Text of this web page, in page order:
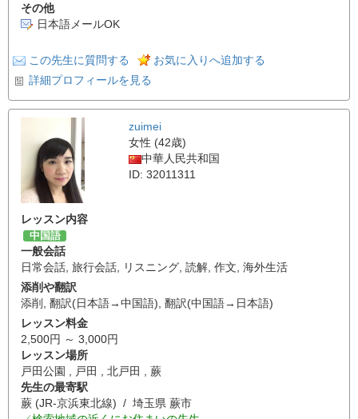
その他
日本語メールOK
この先生に質問する
お気に入りへ追加する
詳細プロフィールを見る
zuimei
女性 (42歳)
中華人民共和国
ID: 32011311
レッスン内容
中国語
一般会話
日常会話 旅行会話 リスニング 読解 作文 海外生活
添削や翻訳
添削
翻訳(日本語→中国語) 翻訳(中国語→日本語)
レッスン料金
2,500円 ～ 3,000円
レッスン場所
戸田公園 , 戸田 , 北戸田 , 蕨
先生の最寄駅
蕨 (JR-京浜東北線) / 埼玉県 蕨市